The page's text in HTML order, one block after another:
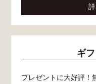
ギ
プレゼントに大好評！